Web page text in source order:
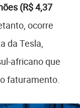
(R$ 4,37
ocorre
da Tesla,
africano que
faturamento.